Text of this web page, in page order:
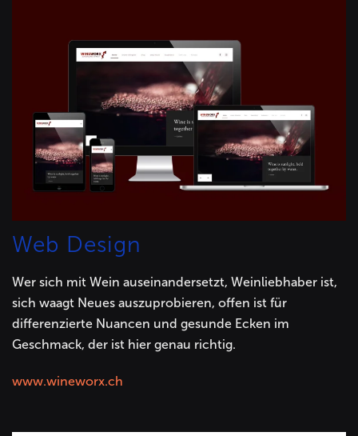
Web Design
Wer sich mit Wein auseinandersetzt, Weinliebhaber ist,
sich waagt Neues auszuprobieren, offen ist für
differenzierte Nuancen und gesunde Ecken im
Geschmack, der ist hier genau richtig.
www.wineworx.ch